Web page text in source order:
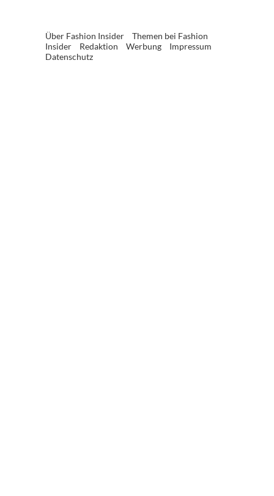
Über Fashion Insider
Themen bei Fashion
Insider
Redaktion Werbung
Impressum
Datenschutz